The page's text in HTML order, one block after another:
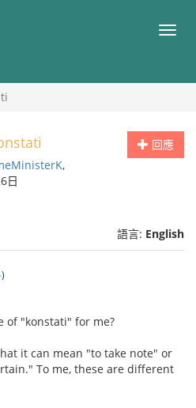
目
回應
,
日
語言: English
)
of "konstati" for me?
it can mean "to take note" or
To me, these are different